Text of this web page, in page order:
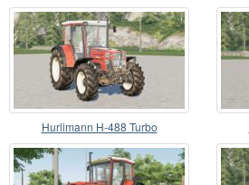
atualização
Hurlimann H-488 Turbo